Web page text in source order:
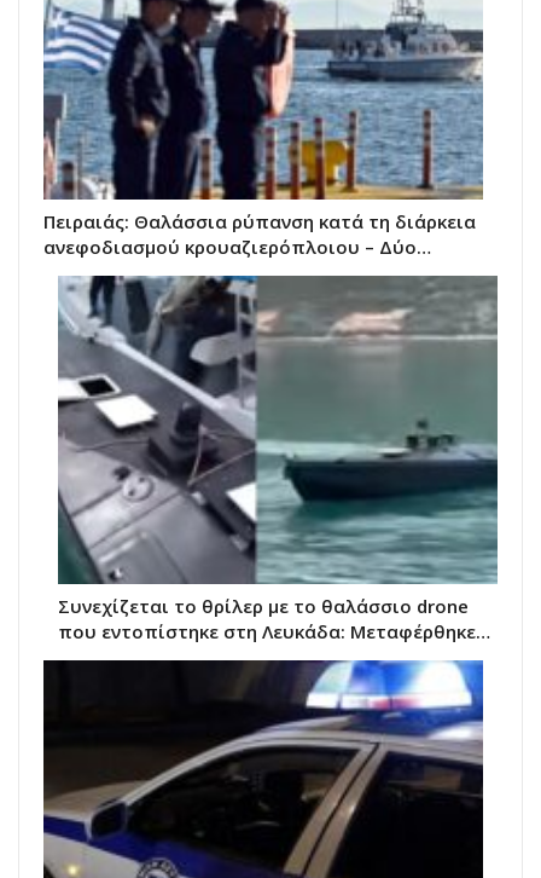
Πειραιάς: Θαλάσσια ρύπανση κατά τη διάρκεια
ανεφοδιασμού κρουαζιερόπλοιου – Δύο…
Συνεχίζεται το θρίλερ με το θαλάσσιο drone
που εντοπίστηκε στη Λευκάδα: Μεταφέρθηκε…